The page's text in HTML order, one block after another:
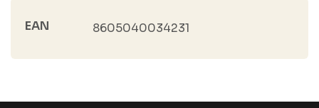
EAN 8605040034231